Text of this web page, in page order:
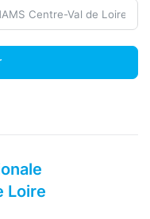
Loire